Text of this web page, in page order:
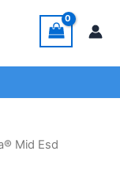
Mid Esd